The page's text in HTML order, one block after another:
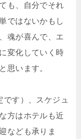
も、自分でそれ
ではないかもし
魂が喜んで、エ
変化していく時
思います。
す）、スケジュ
方はホテルも近
なども承りま